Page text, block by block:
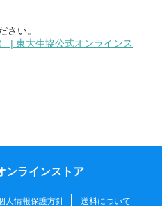
さい。
| 東大生協公式オンラインス
ンラインストア
人情報保護方針 送料について